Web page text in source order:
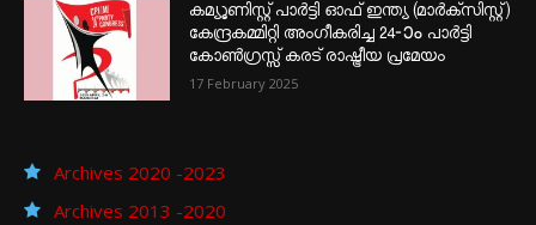
കമ്യൂണിസ്റ്റ് പാർട്ടി ഓഫ് ഇന്ത്യ (മാർക്സിസ്റ്റ്)
കേന്ദ്രകമ്മിറ്റി അംഗീകരിച്ച 24‐ാം പാർട്ടി
കോൺഗ്രസ്സ് കരട് രാഷ്ട്രീയ പ്രമേയം
17 February 2025
Archives 2020 -2023
Archives 2013 -2020